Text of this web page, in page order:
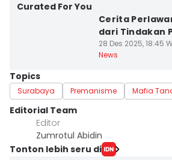
Curated For You
Cerita
dari Tindakan
28 Des 2025, 18:45
News
Topics
Surabaya Premanisme Mafia
Editorial Team
Editor
Zumrotul Abidin
Tonton lebih seru di